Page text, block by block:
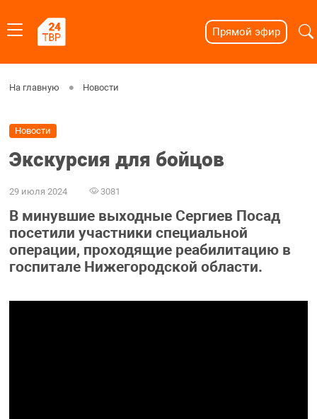
Прямой эфир
На главную Новости
Новости
Экскурсия для бойцов
29 июля 2024 3081
В минувшие выходные Сергиев Посад
посетили участники специальной
операции, проходящие реабилитацию в
госпитале Нижегородской области.